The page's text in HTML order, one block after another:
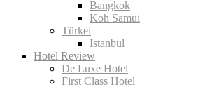
Bangkok
Koh Samui
Türkei
Istanbul
Hotel Review
De Luxe Hotel
First Class Hotel